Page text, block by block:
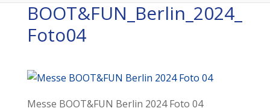
BOOT&FUN_Berlin_2024_
Foto04
Messe BOOT&FUN Berlin 2024 Foto 04